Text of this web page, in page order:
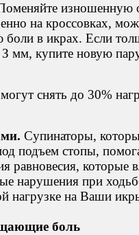
изношенную
на кроссовках,
боли в икрах. Если
мм, купите новую
снять до 30%
Супинаторы,
подъем стопы,
равновесия, которые
нарушения при
нагрузке на Ваши
боль